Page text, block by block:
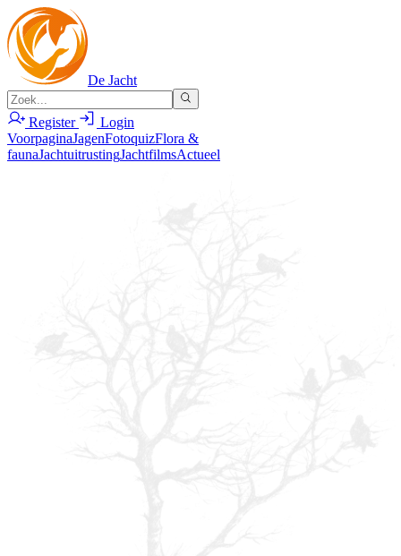
De Jacht
Register
Login
VoorpaginaJagenFotoquizFlora &
faunaJachtuitrustingJachtfilmsActueel